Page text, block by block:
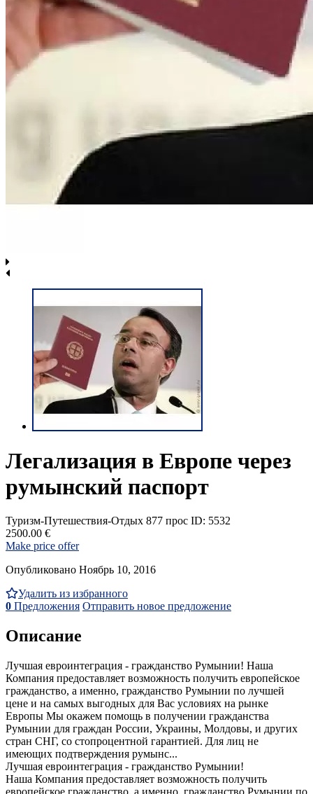
Легализация в Европе через
румынский паспорт
Туризм-Путешествия-Отдых 877 прос ID: 5532
2500.00 €
Make price offer
Опубликовано Ноябрь 10, 2016
Удалить из избранного
0 Предложения Отправить новое предложение
Описание
Лучшая евроинтеграция - гражданство Румынии! Наша
Компания предоставляет возможность получить европейское
гражданство, а именно, гражданство Румынии по лучшей
цене и на самых выгодных для Вас условиях на рынке
Европы Мы окажем помощь в получении гражданства
Румынии для граждан России, Украины, Молдовы, и других
стран СНГ, со стопроцентной гарантией. Для лиц не
имеющих подтверждения румынс...
Лучшая евроинтеграция - гражданство Румынии!
Наша Компания предоставляет возможность получить
европейское гражданство, а именно, гражданство Румынии по